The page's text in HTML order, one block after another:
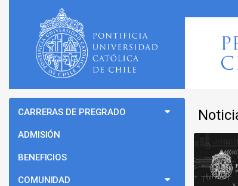
CARRERAS DE PREGRADO
ADMISIÓN
BENEFICIOS
COMUNIDAD